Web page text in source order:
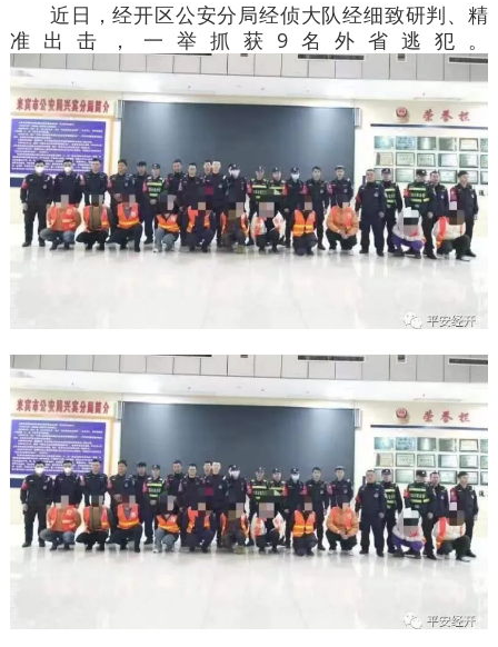
近日，经开区公安分局经侦大队经细致研判、精
准出击，一举抓获9名外省逃犯。